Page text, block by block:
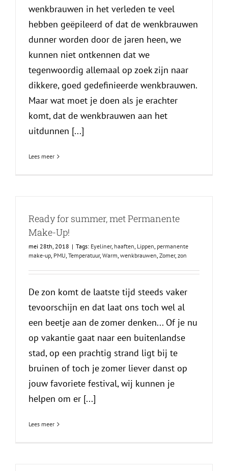
wenkbrauwen in het verleden te veel
hebben geëpileerd of dat de wenkbrauwen
dunner worden door de jaren heen, we
kunnen niet ontkennen dat we
tegenwoordig allemaal op zoek zijn naar
dikkere, goed gedefinieerde wenkbrauwen.
Maar wat moet je doen als je erachter
komt, dat de wenkbrauwen aan het
uitdunnen [...]
Lees meer
Ready for summer, met Permanente
Make-Up!
mei 28th, 2018 | Tags: Eyeliner, haaften Lippen permanente
make-up PMU Temperatuur, Warm wenkbrauwen Zomer, zon
De zon komt de laatste tijd steeds vaker
tevoorschijn en dat laat ons toch wel al
een beetje aan de zomer denken... Of je nu
op vakantie gaat naar een buitenlandse
stad, op een prachtig strand ligt bij te
bruinen of toch je zomer liever danst op
jouw favoriete festival, wij kunnen je
helpen om er [...]
Lees meer